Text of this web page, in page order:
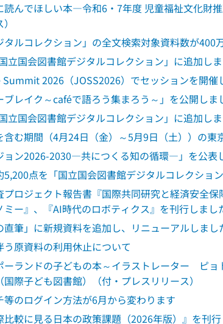
読んでほしい本―令和6・7年度 児童福祉文化財
タルコレクション」の全文検索対象資料数が400
立国会図書館デジタルコレクション」に追加し
2026（JOSS2026）でセッションを開催
レイク～caféで語ろう集まろう～」を公開しま
立国会図書館デジタルコレクション」に追加し
含む期間（4月24日（金）～5月9日（土））の
ョン2026-2030―共につくる知の循環―」を公表
5,200点を「国立国会図書館デジタルコレクショ
プロジェクト報告書『国際共同研究と経済安全
ミー』、『AI時代のロボティクス』を刊行しまし
筆」に新規資料を追加し、リニューアルしまし
原資料の利用休止について
ーランドの子どもの本～イラストレーター ピ
国際子ども図書館）（付・プレスリリース）
のログイン方法が6月から変わります
較に見る日本の政策課題（2026年版）』を刊行